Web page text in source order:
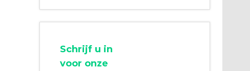
Schrijf u in
voor onze